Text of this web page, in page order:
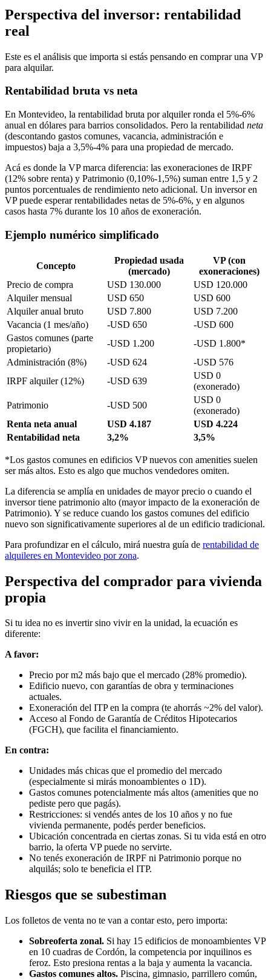
Perspectiva del inversor: rentabilidad
real
Este es el análisis que importa si estás pensando en comprar una VP
para alquilar.
Rentabilidad bruta vs neta
En Montevideo, la rentabilidad bruta por alquiler ronda el 5%-6%
anual en dólares para barrios consolidados. Pero la rentabilidad neta
(descontando gastos comunes, vacancia, administración e
impuestos) baja a 3,5%-4% para una propiedad de mercado.
Acá es donde la VP marca diferencia: las exoneraciones de IRPF
(12% sobre renta) y Patrimonio (0,10%-1,5%) suman entre 1,5 y 2
puntos porcentuales de rendimiento neto adicional. Un inversor en
VP puede esperar rentabilidades netas de 5%-6%, y en algunos
casos hasta 7% durante los 10 años de exoneración.
Ejemplo numérico simplificado
Concepto
Propiedad usada
(mercado)
VP (con
exoneraciones)
Precio de compra
USD 130.000
USD 120.000
Alquiler mensual
USD 650
USD 600
Alquiler anual bruto
USD 7.800
USD 7.200
Vacancia (1 mes/año)
-USD 650
-USD 600
Gastos comunes (parte
propietario)
-USD 1.200
-USD 1.800*
Administración (8%)
-USD 624
-USD 576
IRPF alquiler (12%)
-USD 639
USD 0
(exonerado)
Patrimonio
-USD 500
USD 0
(exonerado)
Renta neta anual
USD 4.187
USD 4.224
Rentabilidad neta
3,2% 3,5%
*Los gastos comunes en edificios VP nuevos con amenities suelen
ser más altos. Esto es algo que muchos vendedores omiten.
La diferencia se amplía en unidades de mayor precio o cuando el
inversor tiene patrimonio alto (mayor impacto de la exoneración de
Patrimonio). Y se reduce cuando los gastos comunes del edificio
nuevo son significativamente superiores al de un edificio tradicional.
Para profundizar en el cálculo, mirá nuestra guía de rentabilidad de
alquileres en Montevideo por zona.
Perspectiva del comprador para vivienda
propia
Si tu idea no es invertir sino vivir en la unidad, la ecuación es
diferente:
A favor:
Precio por m2 más bajo que el mercado (28% promedio).
Edificio nuevo, con garantías de obra y terminaciones
actuales.
Exoneración del ITP en la compra (te ahorrás ~2% del valor).
Acceso al Fondo de Garantía de Créditos Hipotecarios
(FGCH), que facilita el financiamiento.
En contra:
Unidades más chicas que el promedio del mercado
(especialmente si mirás monoambientes o 1D).
Gastos comunes potencialmente más altos (amenities que no
pediste pero que pagás).
Restricciones: si vendés antes de los 10 años y no fue
vivienda permanente, podés perder beneficios.
Ubicación concentrada en ciertas zonas. Si tu vida está en otro
barrio, la oferta VP puede no servirte.
No tenés exoneración de IRPF ni Patrimonio porque no
alquilás; solo te beneficia el ITP.
Riesgos que se subestiman
Los folletos de venta no te van a contar esto, pero importa:
Sobreoferta zonal. Si hay 15 edificios de monoambientes VP
en 10 cuadras de Cordón, la competencia por inquilinos es
feroz. Esto presiona rentas a la baja y aumenta la vacancia.
Gastos comunes altos. Piscina, gimnasio, parrillero común,